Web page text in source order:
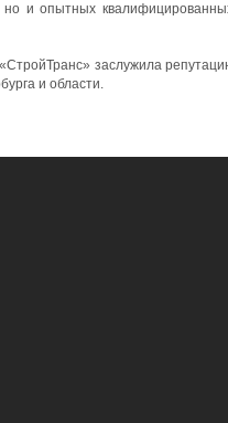
но и опытных
заслужила
и области.